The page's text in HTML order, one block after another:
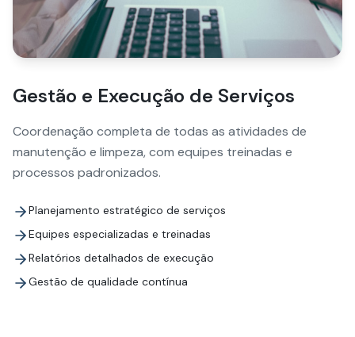
Gestão e Execução de Serviços
Coordenação completa de todas as atividades de
manutenção e limpeza, com equipes treinadas e
processos padronizados.
Planejamento estratégico de serviços
Equipes especializadas e treinadas
Relatórios detalhados de execução
Gestão de qualidade contínua